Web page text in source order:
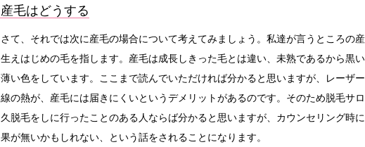
産毛はどうする
さて、それでは次に産毛の場合について考えてみましょう。私達が言うところの
生えはじめの毛を指します。産毛は成長しきった毛とは違い、未熟であるから黒
薄い色をしています。ここまで読んでいただければ分かると思いますが、レーザ
線の熱が、産毛には届きにくいというデメリットがあるのです。そのため脱毛サ
久脱毛をしに行ったことのある人ならば分かると思いますが、カウンセリング時
果が無いかもしれない、という話をされることになります。